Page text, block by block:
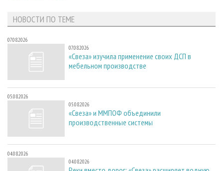
НОВОСТИ ПО ТЕМЕ
07.08.2026
07.08.2026
«Свеза» изучила применение своих ДСП в
мебельном производстве
05.08.2026
05.08.2026
«Свеза» и ММПОФ объединили
производственные системы
04.08.2026
04.08.2026